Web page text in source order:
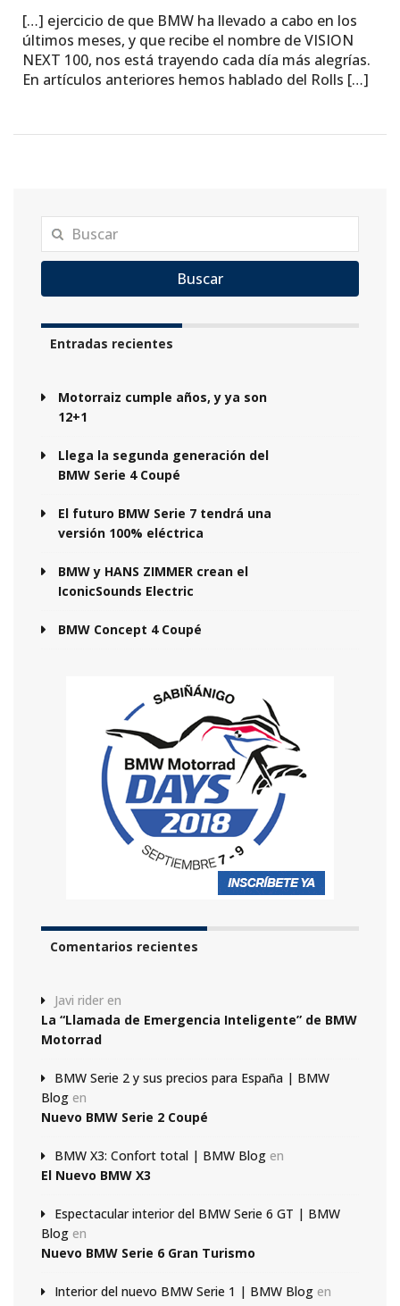
[…] ejercicio de que BMW ha llevado a cabo en los
últimos meses, y que recibe el nombre de VISION
NEXT 100, nos está trayendo cada día más alegrías.
En artículos anteriores hemos hablado del Rolls […]
Buscar
Entradas recientes
Motorraiz cumple años, y ya son
12+1
Llega la segunda generación del
BMW Serie 4 Coupé
El futuro BMW Serie 7 tendrá una
versión 100% eléctrica
BMW y HANS ZIMMER crean el
IconicSounds Electric
BMW Concept 4 Coupé
Comentarios recientes
Javi rider en
La “Llamada de Emergencia Inteligente” de BMW
Motorrad
BMW Serie 2 y sus precios para España | BMW
Blog en
Nuevo BMW Serie 2 Coupé
BMW X3: Confort total | BMW Blog en
El Nuevo BMW X3
Espectacular interior del BMW Serie 6 GT | BMW
Blog en
Nuevo BMW Serie 6 Gran Turismo
Interior del nuevo BMW Serie 1 | BMW Blog en